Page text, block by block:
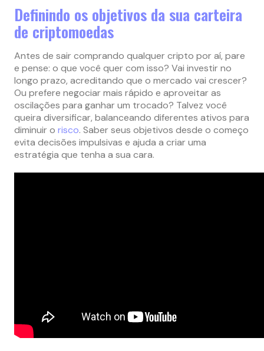
Definindo os objetivos da sua carteira
de criptomoedas
Antes de sair comprando qualquer cripto por aí, pare
e pense: o que você quer com isso? Vai investir no
longo prazo, acreditando que o mercado vai crescer?
Ou prefere negociar mais rápido e aproveitar as
oscilações para ganhar um trocado? Talvez você
queira diversificar, balanceando diferentes ativos para
diminuir o risco. Saber seus objetivos desde o começo
evita decisões impulsivas e ajuda a criar uma
estratégia que tenha a sua cara.